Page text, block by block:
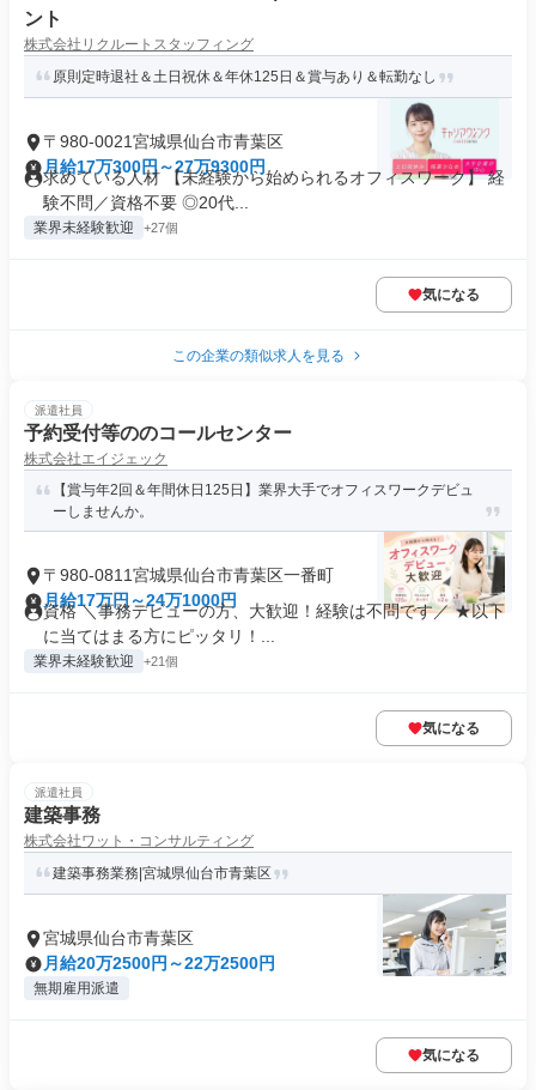
ント
株式会社リクルートスタッフィング
原則定時退社＆土日祝休＆年休125日＆賞与あり＆転勤なし
〒980-0021宮城県仙台市青葉区
月給17万300円～27万9300円
求めている人材 【未経験から始められるオフィスワーク】 経
験不問／資格不要 ◎20代...
業界未経験歓迎 +27個
気になる
この企業の類似求人を見る
派遣社員
予約受付等ののコールセンター
株式会社エイジェック
【賞与年2回＆年間休日125日】業界大手でオフィスワークデビュ
ーしませんか。
〒980-0811宮城県仙台市青葉区一番町
月給17万円～24万1000円
資格 ＼事務デビューの方、大歓迎！経験は不問です／ ★以下
に当てはまる方にピッタリ！...
業界未経験歓迎 +21個
気になる
派遣社員
建築事務
株式会社ワット・コンサルティング
建築事務業務|宮城県仙台市青葉区
宮城県仙台市青葉区
月給20万2500円～22万2500円
無期雇用派遣
気になる